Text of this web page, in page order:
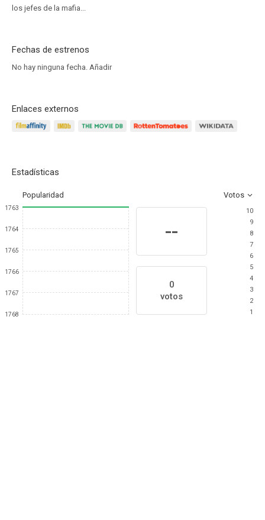
los jefes de la mafia...
Fechas de estrenos
No hay ninguna fecha. Añadir
Enlaces externos
Estadísticas
Popularidad Votos
1763
1764
1765
1766
1767
1768
--
0
votos
10
9
8
7
6
5
4
3
2
1